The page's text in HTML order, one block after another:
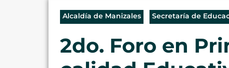
Alcaldía de Manizales Secretaría de
2do. Foro en